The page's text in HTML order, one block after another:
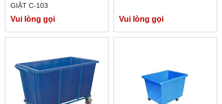
GIẶT C-103
Vui lòng gọi Vui lòng gọi